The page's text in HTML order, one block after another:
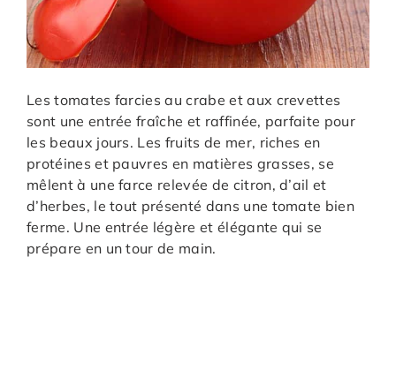
Les tomates farcies au crabe et aux crevettes
sont une entrée fraîche et raffinée, parfaite pour
les beaux jours. Les fruits de mer, riches en
protéines et pauvres en matières grasses, se
mêlent à une farce relevée de citron, d’ail et
d’herbes, le tout présenté dans une tomate bien
ferme. Une entrée légère et élégante qui se
prépare en un tour de main.